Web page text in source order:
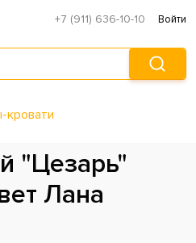
+7 (911) 636-10-10 Войти
кровати
"Цезарь"
Лана